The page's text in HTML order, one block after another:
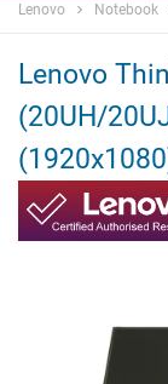
Lenovo Notebook
Lenovo
(20UH/